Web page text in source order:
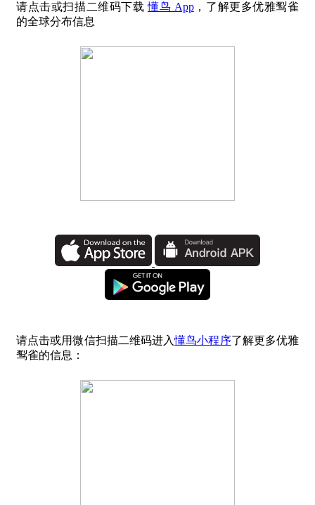
请点击或扫描二维码下载懂鸟 App，了解更多优雅䴕雀
的全球分布信息
请点击或用微信扫描二维码进入懂鸟小程序了解更多优雅
䴕雀的信息：